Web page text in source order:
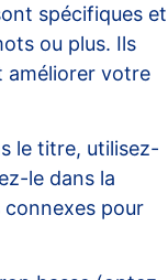
spécifiques et
ou plus. Ils
améliorer votre
le titre, utilisez-
le dans la
pour